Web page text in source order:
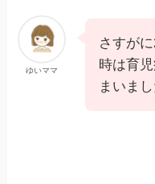
ゆいママ
さすが
時は育
まいま